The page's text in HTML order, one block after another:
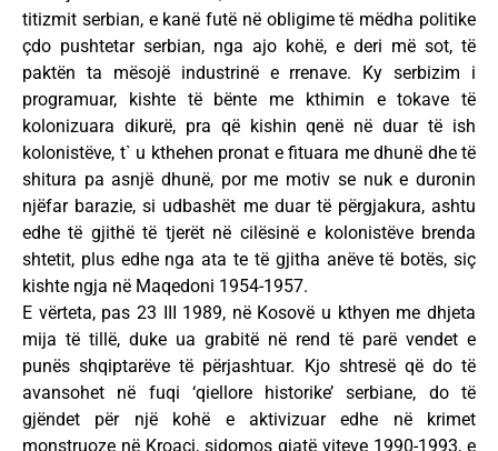
titizmit serbian, e kanë futë në obligime të mëdha politike
çdo pushtetar serbian, nga ajo kohë, e deri më sot, të
paktën ta mësojë industrinë e rrenave. Ky serbizim i
programuar, kishte të bënte me kthimin e tokave të
kolonizuara dikurë, pra që kishin qenë në duar të ish
kolonistëve, t` u kthehen pronat e fituara me dhunë dhe të
shitura pa asnjë dhunë, por me motiv se nuk e duronin
njëfar barazie, si udbashët me duar të përgjakura, ashtu
edhe të gjithë të tjerët në cilësinë e kolonistëve brenda
shtetit, plus edhe nga ata te të gjitha anëve të botës, siç
kishte ngja në Maqedoni 1954-1957.
E vërteta, pas 23 III 1989, në Kosovë u kthyen me dhjeta
mija të tillë, duke ua grabitë në rend të parë vendet e
punës shqiptarëve të përjashtuar. Kjo shtresë që do të
avansohet në fuqi ‘qiellore historike’ serbiane, do të
gjëndet për një kohë e aktivizuar edhe në krimet
monstruoze në Kroaci, sidomos gjatë viteve 1990-1993, e